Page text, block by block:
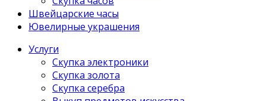
Швейцарские часы
Ювелирные украшения
Услуги
Скупка электроники
Скупка золота
Скупка серебра